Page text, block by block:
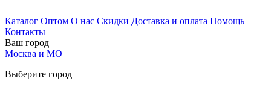
Каталог Оптом О нас Скидки Доставка и оплата Помощь
Контакты
Ваш город
Москва и МО
Выберите город